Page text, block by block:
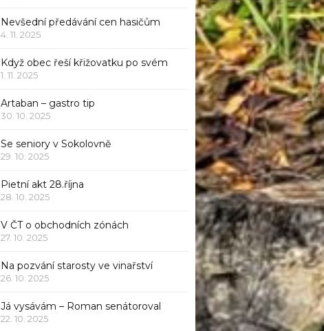
Nevšední předávání cen hasičům
4. 11. 2025
Když obec řeší křižovatku po svém
1. 11. 2025
Artaban – gastro tip
30. 10. 2025
Se seniory v Sokolovně
29. 10. 2025
Pietní akt 28.října
28. 10. 2025
V ČT o obchodních zónách
27. 10. 2025
Na pozvání starosty ve vinařství
26. 10. 2025
Já vysávám – Roman senátoroval
22. 10. 2025